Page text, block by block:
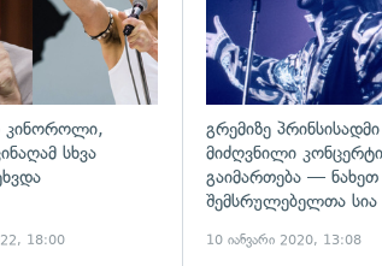
კინოროლი,
სხვა
18:00
გრემიზე პრინსისადმი
მიძღვნილი კონცერტი
გაიმართება — ნახეთ
შემსრულებელთა სია
10 იანვარი 2020, 13:08